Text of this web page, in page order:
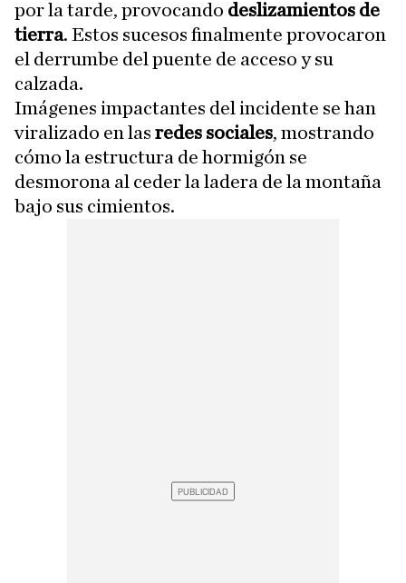
por la tarde, provocando deslizamientos de
tierra. Estos sucesos finalmente provocaron
el derrumbe del puente de acceso y su
calzada.
Imágenes impactantes del incidente se han
viralizado en las redes sociales, mostrando
cómo la estructura de hormigón se
desmorona al ceder la ladera de la montaña
bajo sus cimientos.